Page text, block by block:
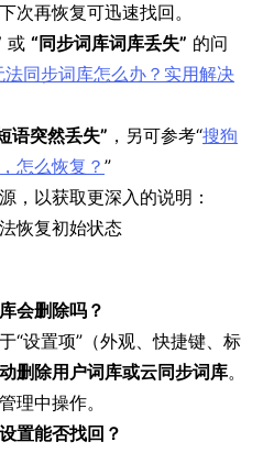
次再恢复可迅速找回。
或 “同步词库词库丢失” 的问
同步词库怎么办？实用解决
语突然丢失” ，另可参考“搜狗
怎么恢复？”
，以获取更深入的说明：
恢复初始状态
会删除吗？
“设置项”（外观、快捷键、标
删除用户词库或云同步词库。
理中操作。
置能否找回？